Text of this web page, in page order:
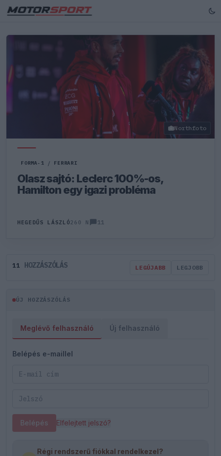
Northfoto
FORMA-1 / FERRARI
Olasz sajtó: Leclerc 100%-os,
Hamilton egy igazi probléma
HEGEDŰS LÁSZLÓ260 N 11
11 HOZZÁSZÓLÁS LEGÚJABB LEGJOBB
ÚJ HOZZÁSZÓLÁS
Meglévő felhasználó Új felhasználó
Belépés e-maillel
Belépés Elfelejtett jelszó?
Régi rendszerű fiókkal rendelkezel?